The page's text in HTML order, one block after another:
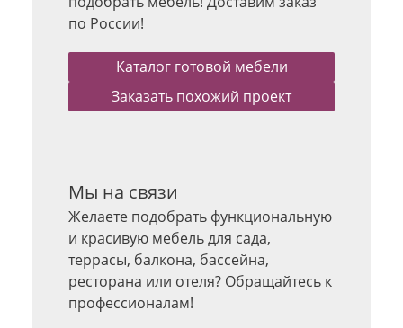
по России!
Каталог готовой мебели
Заказать похожий проект
Мы на связи
Желаете подобрать функциональную
и красивую мебель для сада,
террасы, балкона, бассейна,
ресторана или отеля? Обращайтесь к
профессионалам!